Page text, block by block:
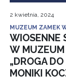
2 kwietnia, 2024
MUZEUM ZAMEK
WIOSENNE
W
„DROGA
MONIKI